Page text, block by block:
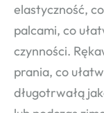
elastyczność,
palcami, co
czynności.
prania, co
długotrwałą